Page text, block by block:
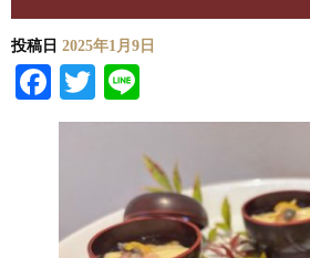
投稿日 2025年1月9日
Facebook
Twitter